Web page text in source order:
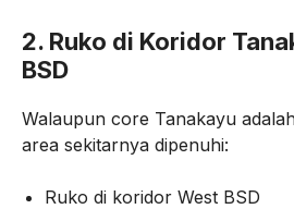
2. Ruko di Koridor
BSD
Walaupun core Tanakayu
area sekitarnya dipenuhi:
Ruko di koridor West BSD